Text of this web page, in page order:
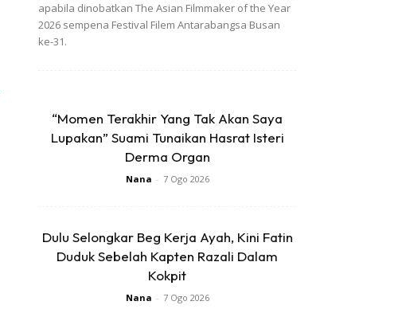
apabila dinobatkan The Asian Filmmaker of the Year
2026 sempena Festival Filem Antarabangsa Busan
ke-31.
“Momen Terakhir Yang Tak Akan Saya
Lupakan” Suami Tunaikan Hasrat Isteri
Derma Organ
Nana - 7 Ogo 2026
Dulu Selongkar Beg Kerja Ayah, Kini Fatin
Duduk Sebelah Kapten Razali Dalam
Kokpit
Nana - 7 Ogo 2026